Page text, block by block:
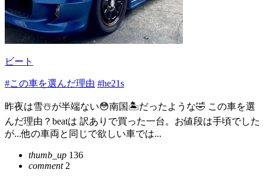
ビート
#この車を選んだ理由 #he21s
昨夜は雪☃️が半端ない😳南国🏝️だったような🤣 この車を選
んだ理由？beatは 訳ありで買った一台。お値段は手頃でした
が...他の車両と同じで欲しい車では...
thumb_up 136
comment2